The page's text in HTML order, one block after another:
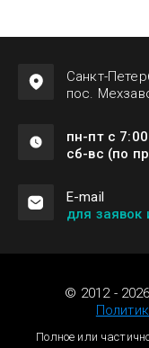
Санкт-
пос.
пн-пт с
сб-вс (по
Е-mail
для заявок
© 2012 -
Полное или